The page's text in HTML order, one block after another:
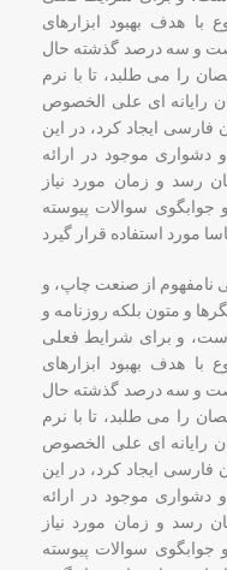
با هدف بهبود ابزارهای
و سه درصد گذشته حال
را می طلبد، تا با نرم
رایانه ای علی الخصوص
ایجاد کرد، در این
موجود در ارائه
رسد و زمان مورد نیاز
سوالات پیوسته
نامفهوم از صنعت چاپ، و
و متون بلکه روزنامه و
و برای شرایط فعلی
با هدف بهبود ابزارهای
و سه درصد گذشته حال
را می طلبد، تا با نرم
رایانه ای علی الخصوص
ایجاد کرد، در این
موجود در ارائه
رسد و زمان مورد نیاز
سوالات پیوسته